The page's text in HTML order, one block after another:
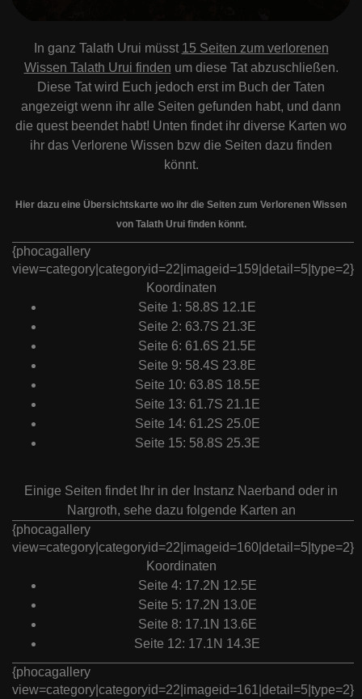
In ganz Talath Urui müsst 15 Seiten zum verlorenen
Wissen Talath Urui finden um diese Tat abzuschließen.
Diese Tat wird Euch jedoch erst im Buch der Taten
angezeigt wenn ihr alle Seiten gefunden habt, und dann
die quest beendet habt! Unten findet ihr diverse Karten wo
ihr das Verlorene Wissen bzw die Seiten dazu finden
könnt.
Hier dazu eine Übersichtskarte wo ihr die Seiten zum Verlorenen Wissen
von Talath Urui finden könnt.
{phocagallery
view=category|categoryid=22|imageid=159|detail=5|type=2}
Koordinaten
Seite 1: 58.8S 12.1E
Seite 2: 63.7S 21.3E
Seite 6: 61.6S 21.5E
Seite 9: 58.4S 23.8E
Seite 10: 63.8S 18.5E
Seite 13: 61.7S 21.1E
Seite 14: 61.2S 25.0E
Seite 15: 58.8S 25.3E
Einige Seiten findet Ihr in der Instanz Naerband oder in
Nargroth, sehe dazu folgende Karten an
{phocagallery
view=category|categoryid=22|imageid=160|detail=5|type=2}
Koordinaten
Seite 4: 17.2N 12.5E
Seite 5: 17.2N 13.0E
Seite 8: 17.1N 13.6E
Seite 12: 17.1N 14.3E
{phocagallery
view=category|categoryid=22|imageid=161|detail=5|type=2}